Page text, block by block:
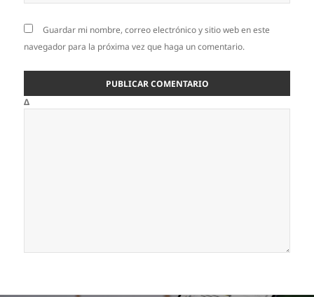
Guardar mi nombre, correo electrónico y sitio web en este
navegador para la próxima vez que haga un comentario.
Δ